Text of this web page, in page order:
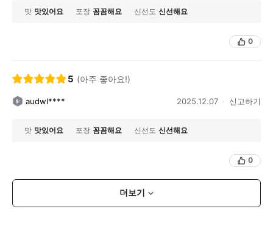
맛 맛있어요 포장 꼼꼼해요 신선도 신선해요
0
5 (아주 좋아요!)
audwl**** 2025.12.07 신고하기
맛 맛있어요 포장 꼼꼼해요 신선도 신선해요
0
더보기